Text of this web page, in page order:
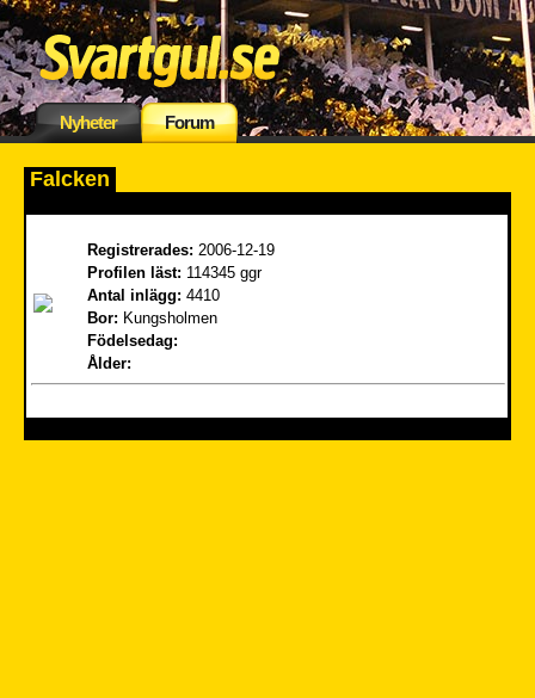
Nyheter Forum
Falcken
Registrerades: 2006-12-19
Profilen läst: 114345 ggr
Antal inlägg: 4410
Bor: Kungsholmen
Födelsedag:
Ålder: